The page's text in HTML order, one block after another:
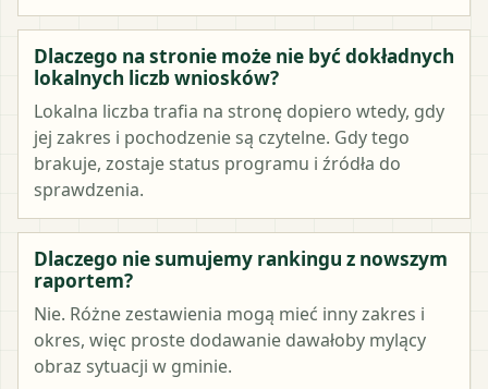
Dlaczego na stronie może nie być dokładnych
lokalnych liczb wniosków?
Lokalna liczba trafia na stronę dopiero wtedy, gdy
jej zakres i pochodzenie są czytelne. Gdy tego
brakuje, zostaje status programu i źródła do
sprawdzenia.
Dlaczego nie sumujemy rankingu z nowszym
raportem?
Nie. Różne zestawienia mogą mieć inny zakres i
okres, więc proste dodawanie dawałoby mylący
obraz sytuacji w gminie.